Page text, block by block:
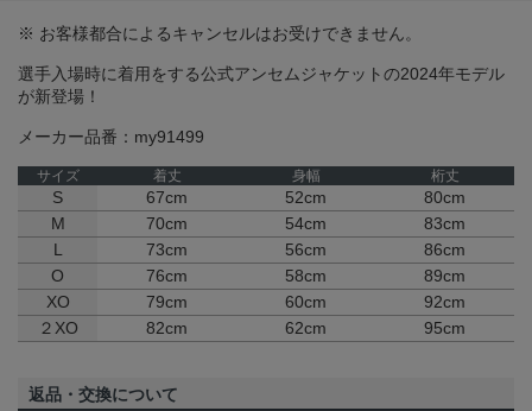
※ お客様都合によるキャンセルはお受けできません。
選手入場時に着用をする公式アンセムジャケットの2024年モデル
が新登場！
メーカー品番：my91499
サイズ 着丈 身幅 桁丈
S 67cm 52cm
80cm
M
70cm 54cm
83cm
L
73cm 56cm
86cm
O
76cm 58cm
89cm
XO
79cm 60cm
92cm
２XO
82cm 62cm 95cm
返品・交換について